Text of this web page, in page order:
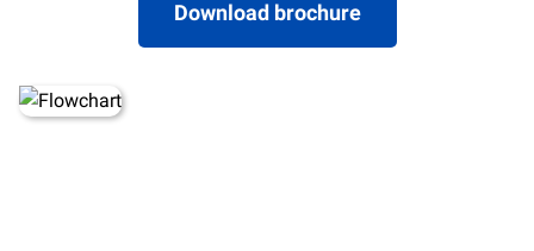
Download brochure